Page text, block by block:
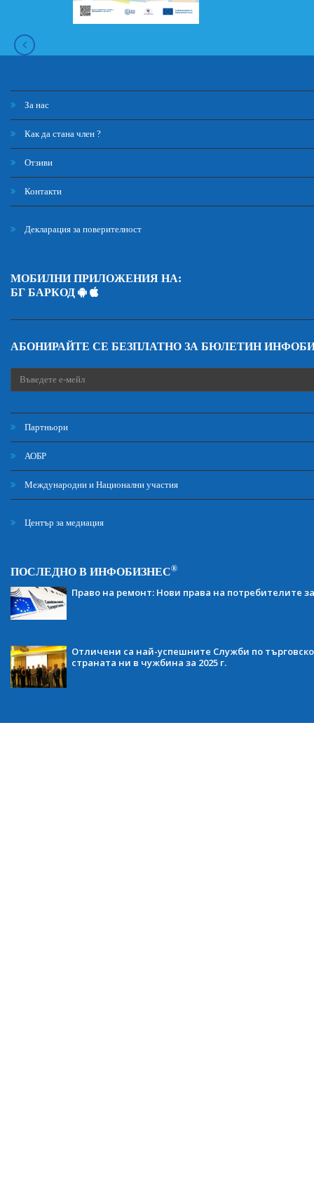
За нас
Как да стана член ?
Отзиви
Контакти
Декларация за поверителност
МОБИЛНИ ПРИЛОЖЕНИЯ НА:
БГ БАРКОД
АБОНИРАЙТЕ СЕ БЕЗПЛАТНО ЗА БЮЛЕТИН
Партньори
АОБР
Международни и Национални участия
Център за медиация
ПОСЛЕДНО В ИНФОБИЗНЕС®
Право на ремонт: Нови права на потребителите
Отличени са най-успешните Служби по
страната ни в чужбина за 2025 г.